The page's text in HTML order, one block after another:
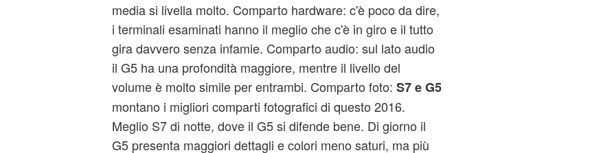
media si livella molto. Comparto hardware: c'è poco da dire,
i terminali esaminati hanno il meglio che c'è in giro e il tutto
gira davvero senza infamie. Comparto audio: sul lato audio
il G5 ha una profondità maggiore, mentre il livello del
volume è molto simile per entrambi. Comparto foto: S7 e G5
montano i migliori comparti fotografici di questo 2016.
Meglio S7 di notte, dove il G5 si difende bene. Di giorno il
G5 presenta maggiori dettagli e colori meno saturi, ma più